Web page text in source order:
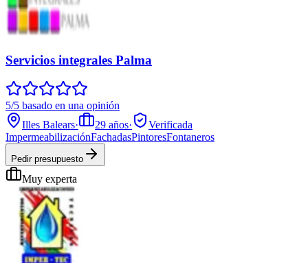
Servicios integrales Palma
5/5 basado en una opinión
Illes Balears· 29 años·
Verificada
ImpermeabilizaciónFachadasPintoresFontaneros
Pedir presupuesto
Muy experta